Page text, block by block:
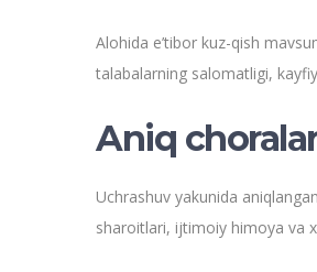
Alohida e’tibor kuz-qish
talabalarning salomatligi,
Aniq
Uchrashuv yakunida
sharoitlari, ijtimoiy himoya va